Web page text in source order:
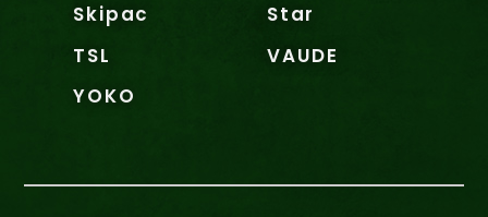
Skipac
Star
TSL
VAUDE
YOKO